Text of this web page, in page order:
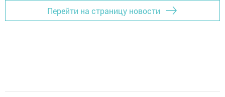
Перейти на страницу новости